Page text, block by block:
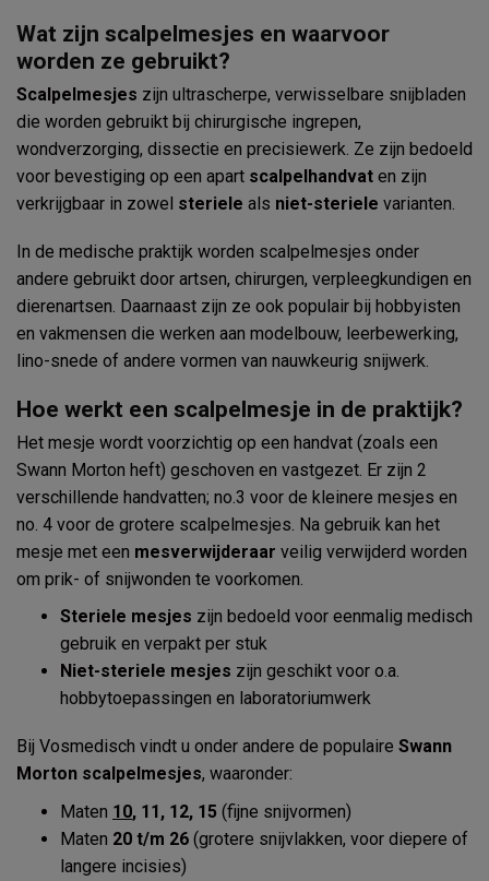
Wat zijn scalpelmesjes en waarvoor
worden ze gebruikt?
Scalpelmesjes zijn ultrascherpe, verwisselbare snijbladen
die worden gebruikt bij chirurgische ingrepen,
wondverzorging, dissectie en precisiewerk. Ze zijn bedoeld
voor bevestiging op een apart scalpelhandvat en zijn
verkrijgbaar in zowel steriele als niet-steriele varianten.
In de medische praktijk worden scalpelmesjes onder
andere gebruikt door artsen, chirurgen, verpleegkundigen en
dierenartsen. Daarnaast zijn ze ook populair bij hobbyisten
en vakmensen die werken aan modelbouw, leerbewerking,
lino-snede of andere vormen van nauwkeurig snijwerk.
Hoe werkt een scalpelmesje in de praktijk?
Het mesje wordt voorzichtig op een handvat (zoals een
Swann Morton heft) geschoven en vastgezet. Er zijn 2
verschillende handvatten; no.3 voor de kleinere mesjes en
no. 4 voor de grotere scalpelmesjes. Na gebruik kan het
mesje met een mesverwijderaar veilig verwijderd worden
om prik- of snijwonden te voorkomen.
Steriele mesjes zijn bedoeld voor eenmalig medisch
gebruik en verpakt per stuk
Niet-steriele mesjes zijn geschikt voor o.a.
hobbytoepassingen en laboratoriumwerk
Bij Vosmedisch vindt u onder andere de populaire Swann
Morton scalpelmesjes, waaronder:
Maten 10, 11, 12, 15 (fijne snijvormen)
Maten 20 t/m 26 (grotere snijvlakken, voor diepere of
langere incisies)